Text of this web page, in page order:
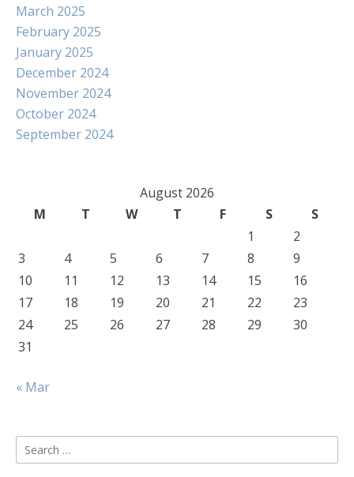
March 2025
February 2025
January 2025
December 2024
November 2024
October 2024
September 2024
August 2026
M
T W T F S
S
1
2
3
4 5 6 7 8
9
10
11 12 13 14 15
16
17
18 19 20 21 22
23
24
25 26 27 28 29
30
31
« Mar
Search
for: